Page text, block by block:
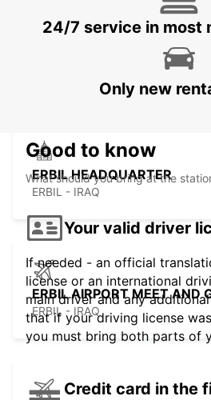
ERBIL HEADQUARTER
ERBIL - IRAQ
ERBIL AIRPORT MEET AND
ERBIL - IRAQ
24/7 service in most
Only new
Good to know
What should you bring at the
Your valid driver
If needed - an official
license or an international
main driver and any
that if your driving license
you must bring both parts of
Credit card in the